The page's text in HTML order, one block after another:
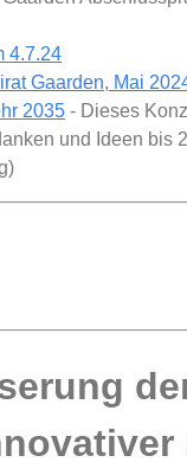
4.7.24
Gaarden, Mai
2035 - Dieses
und Ideen